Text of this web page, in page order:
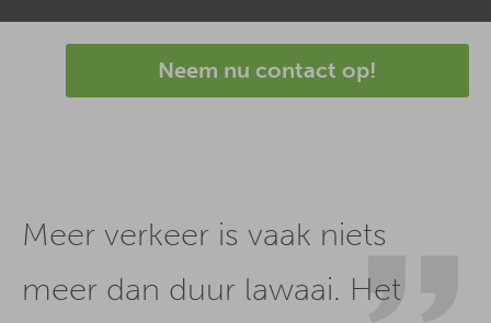
Neem nu contact op!
Meer verkeer is vaak niets
meer dan duur lawaai. Het